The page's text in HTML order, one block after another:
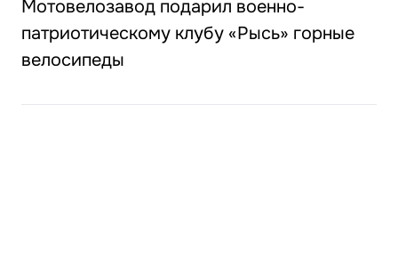
Мотовелозавод подарил военно-
патриотическому клубу «Рысь» горные
велосипеды